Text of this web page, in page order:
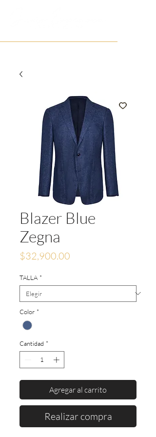
Blazer Blue
Zegna
$32,900.00
TALLA *
Color *
Cantidad *
Agregar al carrito
Realizar compra